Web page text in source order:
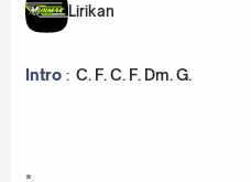
Lirikan
Intro : C. F. C. F. Dm. G.